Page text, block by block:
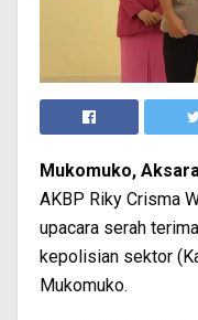
Mukomuko,
AKBP Riky Crisma
upacara serah
kepolisian sektor
Mukomuko.